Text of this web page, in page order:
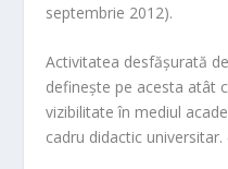
septembrie 2012).
Activitatea desfășurată
definește pe acesta atât
vizibilitate în mediul
cadru didactic universitar.